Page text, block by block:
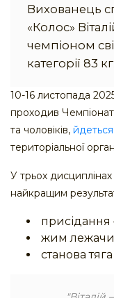
Вихованець
«Колос»
чемпіоном
категорії 83 кг.
10-16 листопада
проходив
та чоловіків, йдеться
територіальної
У трьох дисциплінах
найкращим
присідання
жим лежачи
станова